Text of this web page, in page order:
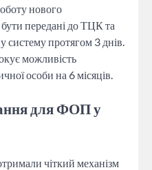
нового
передані до ТЦК та
систему протягом 3 днів.
можливість
особи на 6 місяців.
для ФОП у
чіткий механізм